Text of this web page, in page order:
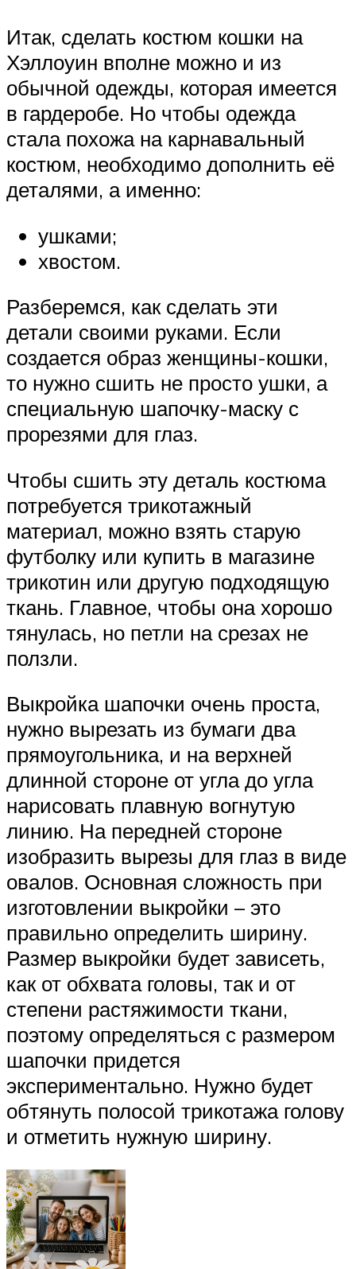
Итак, сделать костюм кошки на
Хэллоуин вполне можно и из
обычной одежды, которая имеется
в гардеробе. Но чтобы одежда
стала похожа на карнавальный
костюм, необходимо дополнить её
деталями, а именно:
ушками;
хвостом.
Разберемся, как сделать эти
детали своими руками. Если
создается образ женщины-кошки,
то нужно сшить не просто ушки, а
специальную шапочку-маску с
прорезями для глаз.
Чтобы сшить эту деталь костюма
потребуется трикотажный
материал, можно взять старую
футболку или купить в магазине
трикотин или другую подходящую
ткань. Главное, чтобы она хорошо
тянулась, но петли на срезах не
ползли.
Выкройка шапочки очень проста,
нужно вырезать из бумаги два
прямоугольника, и на верхней
длинной стороне от угла до угла
нарисовать плавную вогнутую
линию. На передней стороне
изобразить вырезы для глаз в виде
овалов. Основная сложность при
изготовлении выкройки – это
правильно определить ширину.
Размер выкройки будет зависеть,
как от обхвата головы, так и от
степени растяжимости ткани,
поэтому определяться с размером
шапочки придется
экспериментально. Нужно будет
обтянуть полосой трикотажа голову
и отметить нужную ширину.